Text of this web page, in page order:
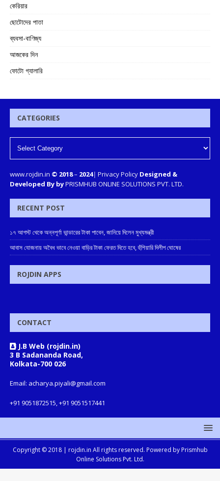
কেরিয়ার
ছোটোদের পাতা
ব্যবসা-বাণিজ্য
আজকের দিন
ফোটো গ্যালারি
CATEGORIES
www.rojdin.in © 2018– 2024| Privacy Policy Designed &
Developed By byPRISMHUB ONLINE SOLUTIONS PVT. LTD.
RECENT POST
১৭ আগস্ট থেকে অন্নপূর্ণা ভান্ডারের টাকা পাবেন, জানিয়ে দিলেন মুখ্যমন্ত্রী
আবাস যোজনায় অবৈধ ভাবে নেওয়া বাড়ির টাকা ফেরত দিতে হবে, হুঁশিয়ারি দিলীপ ঘোষের
ROJDIN APPS
CONTACT
J.B Web (rojdin.in)
3 B Sadananda Road,
Kolkata-700 026
Email: acharya.piyali@gmail.com
+91 9051872515, +91 9051517441
Copyright © 2018 | rojdin.in All rights reserved. Powered by Prismhub
Online Solutions Pvt. Ltd.